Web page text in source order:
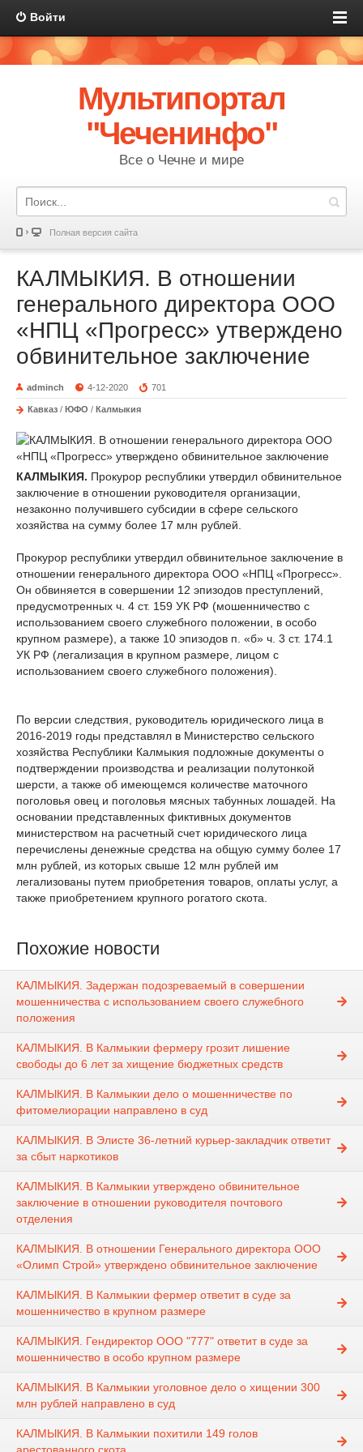
Войти
Мультипортал
"Чеченинфо"
Все о Чечне и мире
Полная версия сайта
КАЛМЫКИЯ. В отношении
генерального директора ООО
«НПЦ «Прогресс» утверждено
обвинительное заключение
adminch 4-12-2020 701
Кавказ / ЮФО / Калмыкия
КАЛМЫКИЯ. Прокурор республики утвердил обвинительное
заключение в отношении руководителя организации,
незаконно получившего субсидии в сфере сельского
хозяйства на сумму более 17 млн рублей.
Прокурор республики утвердил обвинительное заключение в
отношении генерального директора ООО «НПЦ «Прогресс».
Он обвиняется в совершении 12 эпизодов преступлений,
предусмотренных ч. 4 ст. 159 УК РФ (мошенничество с
использованием своего служебного положении, в особо
крупном размере), а также 10 эпизодов п. «б» ч. 3 ст. 174.1
УК РФ (легализация в крупном размере, лицом с
использованием своего служебного положения).
По версии следствия, руководитель юридического лица в
2016-2019 годы представлял в Министерство сельского
хозяйства Республики Калмыкия подложные документы о
подтверждении производства и реализации полутонкой
шерсти, а также об имеющемся количестве маточного
поголовья овец и поголовья мясных табунных лошадей. На
основании представленных фиктивных документов
министерством на расчетный счет юридического лица
перечислены денежные средства на общую сумму более 17
млн рублей, из которых свыше 12 млн рублей им
легализованы путем приобретения товаров, оплаты услуг, а
также приобретением крупного рогатого скота.
Похожие новости
КАЛМЫКИЯ. Задержан подозреваемый в совершении
мошенничества с использованием своего служебного
положения
КАЛМЫКИЯ. В Калмыкии фермеру грозит лишение
свободы до 6 лет за хищение бюджетных средств
КАЛМЫКИЯ. В Калмыкии дело о мошенничестве по
фитомелиорации направлено в суд
КАЛМЫКИЯ. В Элисте 36-летний курьер-закладчик ответит
за сбыт наркотиков
КАЛМЫКИЯ. В Калмыкии утверждено обвинительное
заключение в отношении руководителя почтового
отделения
КАЛМЫКИЯ. В отношении Генерального директора ООО
«Олимп Строй» утверждено обвинительное заключение
КАЛМЫКИЯ. В Калмыкии фермер ответит в суде за
мошенничество в крупном размере
КАЛМЫКИЯ. Гендиректор ООО "777" ответит в суде за
мошенничество в особо крупном размере
КАЛМЫКИЯ. В Калмыкии уголовное дело о хищении 300
млн рублей направлено в суд
КАЛМЫКИЯ. В Калмыкии похитили 149 голов